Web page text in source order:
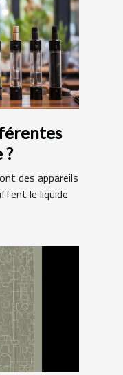
?
des appareils
le liquide